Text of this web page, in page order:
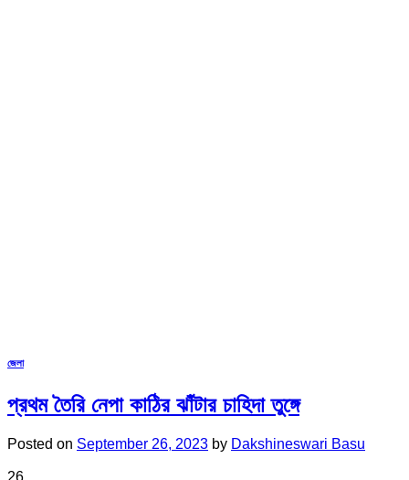
জেলা
প্রথম তৈরি নেপা কাঠির ঝাঁটার চাহিদা তুঙ্গে
Posted on September 26, 2023 by Dakshineswari Basu
26